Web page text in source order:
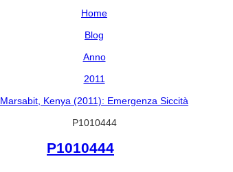
Home
Blog
Anno
2011
Marsabit, Kenya (2011): Emergenza Siccità
P1010444
P1010444